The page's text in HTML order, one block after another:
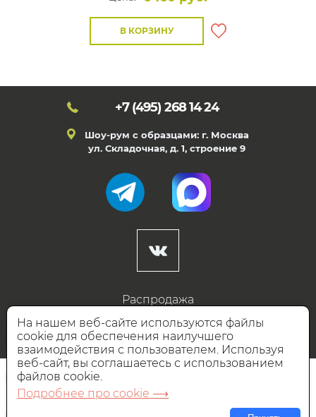
В КОРЗИНУ
+7 (495) 268 14 24
Шоу-рум с образцами: г. Москва
ул. Складочная, д. 1, строение 9
Распродажа
Готовые дизайны
Дизайнерам
НАШИ ПАРТНЁРЫ
На нашем веб-сайте используются файлы
cookie для обеспечения наилучшего
взаимодействия с пользователем. Используя
веб-сайт, вы соглашаетесь с использованием
файлов cookie.
Подробнее про cookie ⟶